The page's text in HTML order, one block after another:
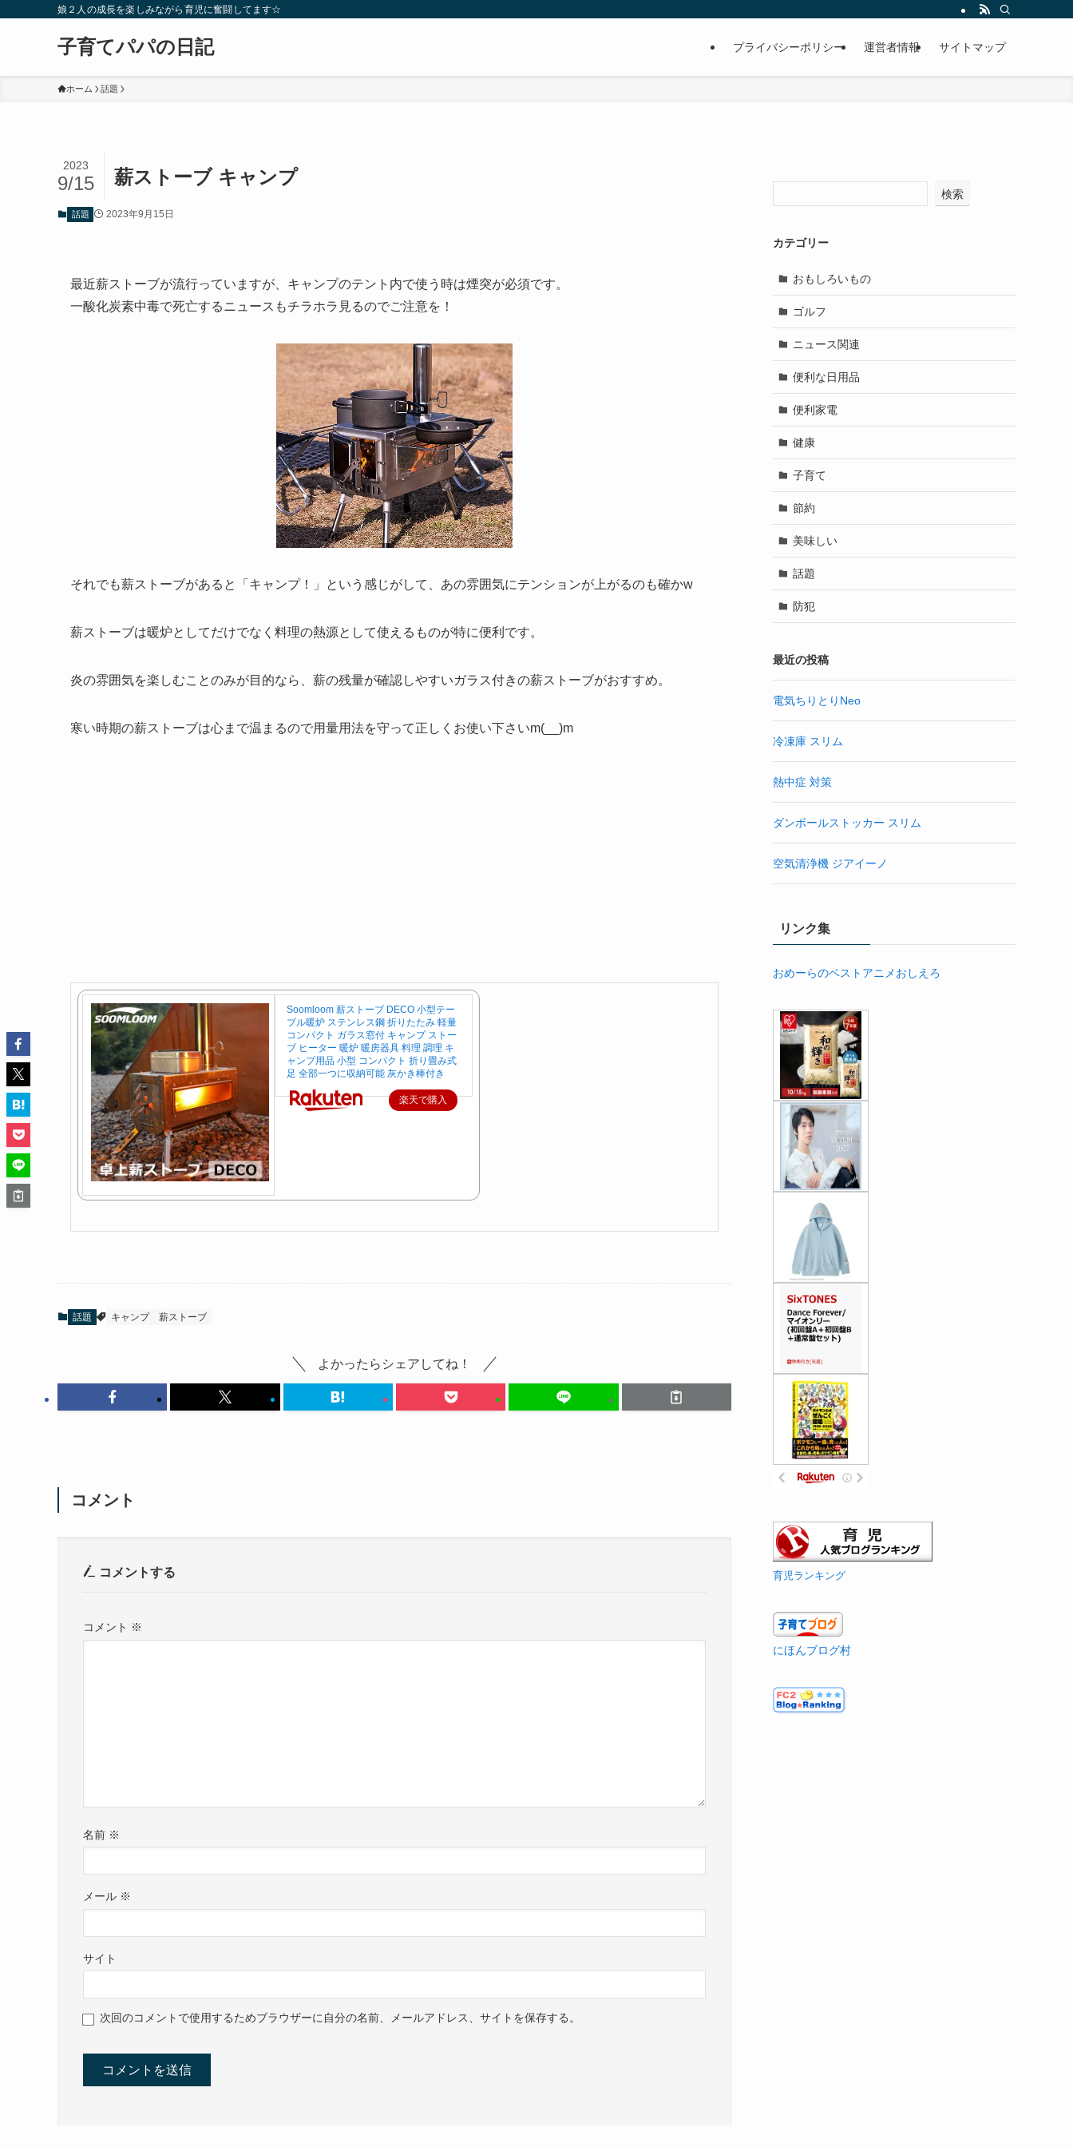
娘２人の成長を楽しみながら育児に奮闘してます☆
子育てパパの日記 プライバシーポリシー 運営者情報 サイトマップ
ホーム 話題
薪ストーブ キャンプ
2023
9/15
話題 2023年9月15日
最近薪ストーブが流行っていますが、キャンプのテント内で使う時は煙突が必須です。
一酸化炭素中毒で死亡するニュースもチラホラ見るのでご注意を！
それでも薪ストーブがあると「キャンプ！」という感じがして、あの雰囲気にテンションが上がるのも確かw
薪ストーブは暖炉としてだけでなく料理の熱源として使えるものが特に便利です。
炎の雰囲気を楽しむことのみが目的なら、薪の残量が確認しやすいガラス付きの薪ストーブがおすすめ。
寒い時期の薪ストーブは心まで温まるので用量用法を守って正しくお使い下さいm(__)m
Soomloom 薪ストーブ DECO 小型テー
ブル暖炉 ステンレス鋼 折りたたみ 軽量
コンパクト ガラス窓付 キャンプ ストー
ブ ヒーター 暖炉 暖房器具 料理 調理 キ
ャンプ用品 小型 コンパクト 折り畳み式
足 全部一つに収納可能 灰かき棒付き
楽天で購入
話題 キャンプ 薪ストーブ
よかったらシェアしてね！
コメント
コメントする
コメント ※
名前 ※
メール ※
サイト
次回のコメントで使用するためブラウザーに自分の名前、メールアドレス、サイトを保存する。
検索
カテゴリー
おもしろいもの
ゴルフ
ニュース関連
便利な日用品
便利家電
健康
子育て
節約
美味しい
話題
防犯
最近の投稿
電気ちりとりNeo
冷凍庫 スリム
熱中症 対策
ダンボールストッカー スリム
空気清浄機 ジアイーノ
リンク集
おめーらのベストアニメおしえろ
育児ランキング
にほんブログ村